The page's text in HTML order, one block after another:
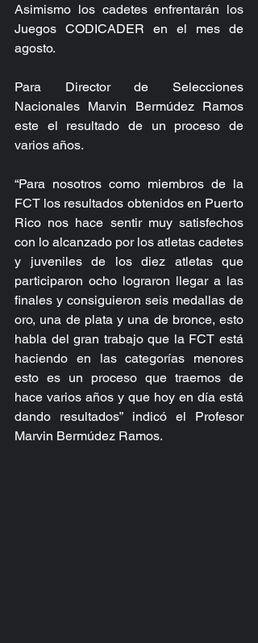
Asimismo los cadetes enfrentarán los
Juegos CODICADER en el mes de
agosto.
Para Director de Selecciones
Nacionales Marvin Bermúdez Ramos
este el resultado de un proceso de
varios años.
“Para nosotros como miembros de la
FCT los resultados obtenidos en Puerto
Rico nos hace sentir muy satisfechos
con lo alcanzado por los atletas cadetes
y juveniles de los diez atletas que
participaron ocho lograron llegar a las
finales y consiguieron seis medallas de
oro, una de plata y una de bronce, esto
habla del gran trabajo que la FCT está
haciendo en las categorías menores
esto es un proceso que traemos de
hace varios años y que hoy en día está
dando resultados” indicó el Profesor
Marvin Bermúdez Ramos.